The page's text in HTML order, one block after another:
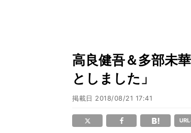
高良健吾＆多部未
としました」
掲載日 2018/08/21 17:41